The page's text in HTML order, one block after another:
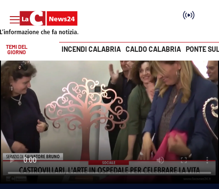
SEZIONI
Cronaca
Politica
Attualità
Economia e lavoro
Vai
TEMI DEL
GIORNO
INCENDI CALABRIA CALDO CALABRIA PONTE